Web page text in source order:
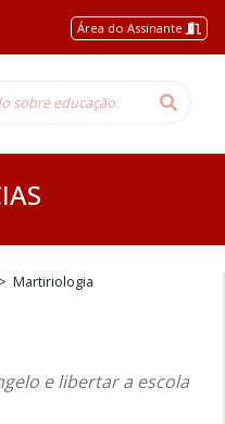
Área do Assinante
> Martiriologia
e libertar a escola